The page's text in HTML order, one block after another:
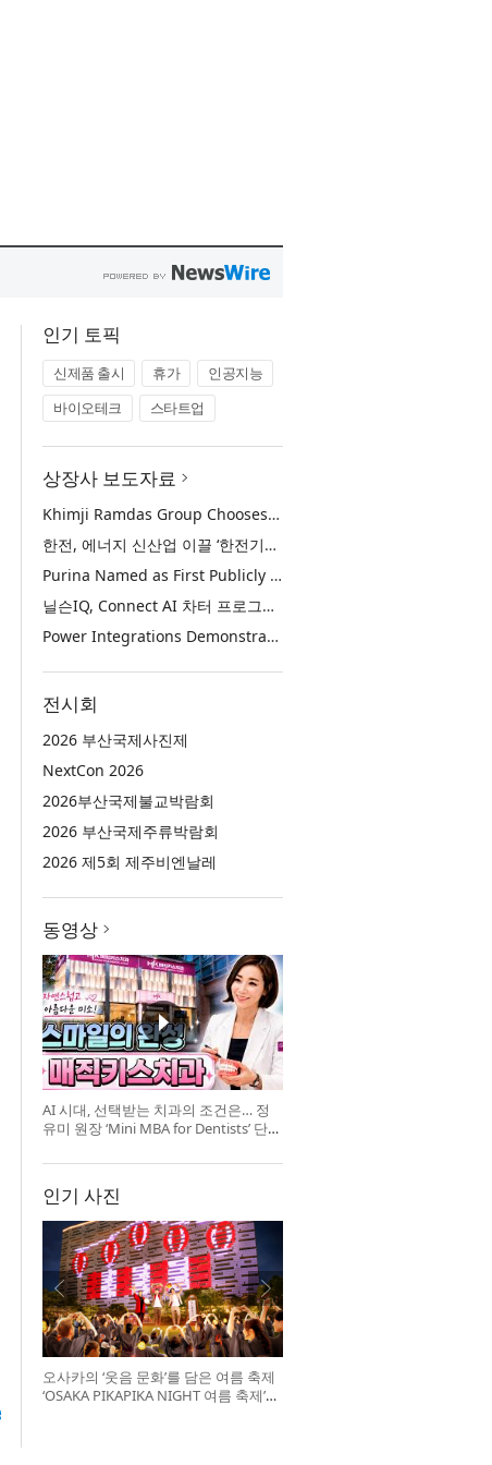
인기 토픽
신제품 출시 휴가
인공지능
바이오테크
스타트업
상장사 보도자료
Khimji Ramdas Group Chooses Rimini Street to Reduce SAP Support Costs, Protect 700+ Customizations and Reinvest Savings in Innovation
한전, 에너지 신산업 이끌 ‘한전기술지주’ 공식 출범
Purina Named as First Publicly Announced NIQ ConnectAI Charter Client
닐슨IQ, Connect AI 차터 프로그램 최초 고객사 ‘퓨리나’ 선정
Power Integrations Demonstrates World’s First 2200 V GaN Technology for Next-Era High-Voltage Power Systems
전시회
2026 부산국제사진제
NextCon 2026
2026부산국제불교박람회
2026 부산국제주류박람회
2026 제5회 제주비엔날레
동영상
AI 시대, 선택받는 치과의 조건은… 정
유미 원장 ‘Mini MBA for Dentists’ 단독
인기 사진
오사카의 ‘웃음 문화’를 담은 여름 축제
‘OSAKA PIKAPIKA NIGHT 여름 축제’